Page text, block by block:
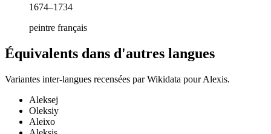
1674–1734
peintre français
Équivalents dans d'autres langues
Variantes inter-langues recensées par Wikidata pourAlexis.
Aleksej
Oleksiy
Aleixo